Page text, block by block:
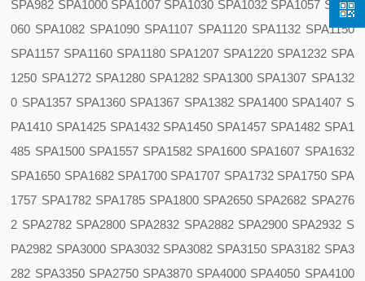
SPA982 SPA1000 SPA1007 SPA1030 SPA1032 SPA1057 SPA1
060 SPA1082 SPA1090 SPA1107 SPA1120 SPA1132 SPA1150
SPA1157 SPA1160 SPA1180 SPA1207 SPA1220 SPA1232 SPA
1250 SPA1272 SPA1280 SPA1282 SPA1300 SPA1307 SPA132
0 SPA1357 SPA1360 SPA1367 SPA1382 SPA1400 SPA1407 S
PA1410 SPA1425 SPA1432 SPA1450 SPA1457 SPA1482 SPA1
485 SPA1500 SPA1557 SPA1582 SPA1600 SPA1607 SPA1632
SPA1650 SPA1682 SPA1700 SPA1707 SPA1732 SPA1750 SPA
1757 SPA1782 SPA1785 SPA1800 SPA2650 SPA2682 SPA276
2 SPA2782 SPA2800 SPA2832 SPA2882 SPA2900 SPA2932 S
PA2982 SPA3000 SPA3032 SPA3082 SPA3150 SPA3182 SPA3
282 SPA3350 SPA2750 SPA3870 SPA4000 SPA4050 SPA4100